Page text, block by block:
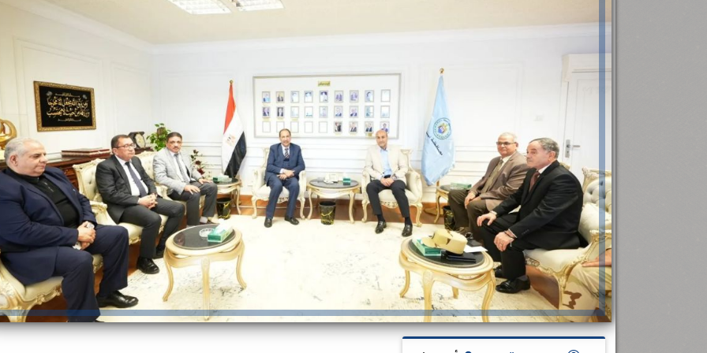
الدواء المصرية يشن حملة رقابية مكبرة
لضبط المنشآت الطبية المخالفة
والحنجرة ينجح في استئصال ورم خبيث